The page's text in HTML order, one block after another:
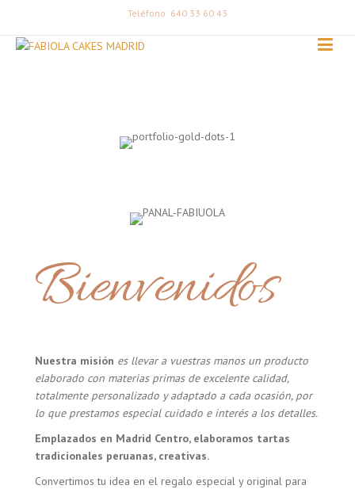
Teléfono: 640 33 60 43
Bienvenidos
Nuestra misión es llevar a vuestras manos un producto
elaborado con materias primas de excelente calidad,
totalmente personalizado y adaptado a cada ocasión, por
lo que prestamos especial cuidado e interés a los detalles.
Emplazados en Madrid Centro, elaboramos tartas
tradicionales peruanas, creativas.
Convertimos tu idea en el regalo especial y original para